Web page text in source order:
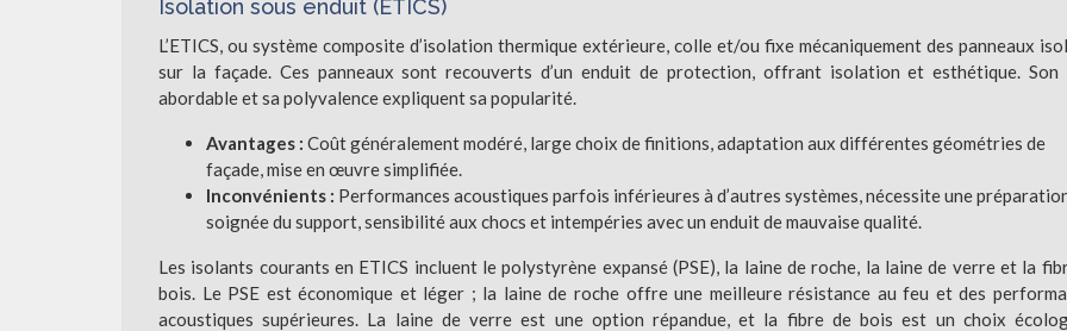
Isolation sous enduit (ETICS)
L’ETICS, ou système composite d’isolation thermique extérieure, colle et/ou fixe mécaniquement des panneaux
sur la façade. Ces panneaux sont recouverts d’un enduit de protection, offrant isolation et esthétique. Son
abordable et sa polyvalence expliquent sa popularité.
Avantages : Coût généralement modéré, large choix de finitions, adaptation aux différentes géométries de
façade, mise en œuvre simplifiée.
Inconvénients : Performances acoustiques parfois inférieures à d’autres systèmes, nécessite une
soignée du support, sensibilité aux chocs et intempéries avec un enduit de mauvaise qualité.
Les isolants courants en ETICS incluent le polystyrène expansé (PSE), la laine de roche, la laine de verre et la
bois. Le PSE est économique et léger ; la laine de roche offre une meilleure résistance au feu et des
acoustiques supérieures. La laine de verre est une option répandue, et la fibre de bois est un choix